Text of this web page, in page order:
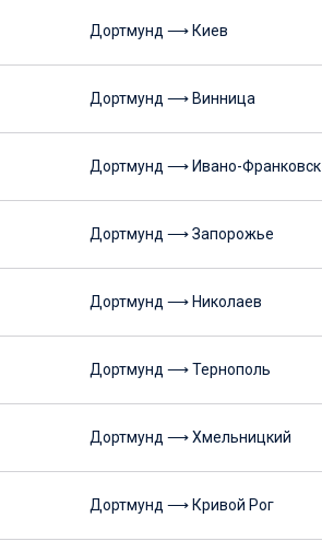
Дортмунд ⟶ Киев
Дортмунд ⟶ Винница
Дортмунд ⟶ Ивано-Франковск
Дортмунд ⟶ Запорожье
Дортмунд ⟶ Николаев
Дортмунд ⟶ Тернополь
Дортмунд ⟶ Хмельницкий
Дортмунд ⟶ Кривой Рог